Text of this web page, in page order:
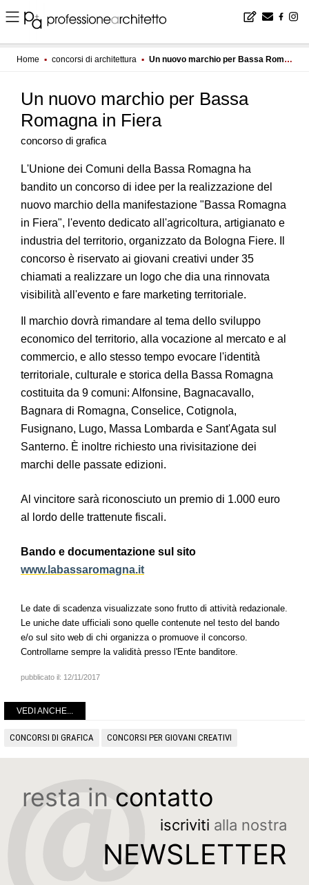
Home ▪ concorsi di architettura ▪ Un nuovo marchio per Bassa Romagna in Fiera
Un nuovo marchio per Bassa
Romagna in Fiera
concorso di grafica
L'Unione dei Comuni della Bassa Romagna ha
bandito un concorso di idee per la realizzazione del
nuovo marchio della manifestazione "Bassa Romagna
in Fiera", l'evento dedicato all'agricoltura, artigianato e
industria del territorio, organizzato da Bologna Fiere. Il
concorso è riservato ai giovani creativi under 35
chiamati a realizzare un logo che dia una rinnovata
visibilità all'evento e fare marketing territoriale.
Il marchio dovrà rimandare al tema dello sviluppo
economico del territorio, alla vocazione al mercato e al
commercio, e allo stesso tempo evocare l'identità
territoriale, culturale e storica della Bassa Romagna
costituita da 9 comuni: Alfonsine, Bagnacavallo,
Bagnara di Romagna, Conselice, Cotignola,
Fusignano, Lugo, Massa Lombarda e Sant'Agata sul
Santerno. È inoltre richiesto una rivisitazione dei
marchi delle passate edizioni.
Al vincitore sarà riconosciuto un premio di 1.000 euro
al lordo delle trattenute fiscali.
Bando e documentazione sul sito
www.labassaromagna.it
Le date di scadenza visualizzate sono frutto di attività redazionale.
Le uniche date ufficiali sono quelle contenute nel testo del bando
e/o sul sito web di chi organizza o promuove il concorso.
Controllarne sempre la validità presso l'Ente banditore.
pubblicato il: 12/11/2017
VEDI ANCHE...
CONCORSI DI GRAFICA CONCORSI PER GIOVANI CREATIVI
resta in contatto
iscriviti alla nostra
NEWSLETTER